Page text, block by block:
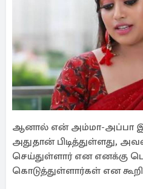
ஆனால் என் அம்மா-அப்பா
அதுதான் பிடித்துள்ளது,
செய்துள்ளார் என எனக்கு
கொடுத்துள்ளார்கள் என